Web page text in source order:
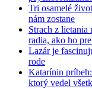
Tri osamelé
nám zostane
Strach z
radia, ako ho
Lazár je
rode
Katarínin
ktorý vedel